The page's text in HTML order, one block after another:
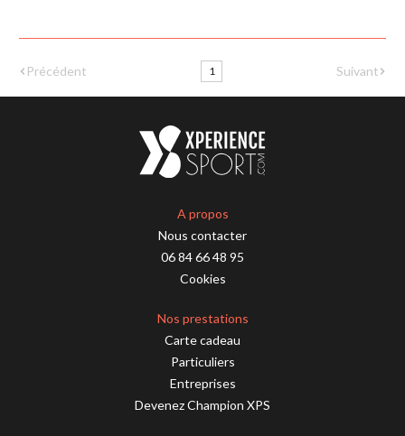
Précédent 1 Suivant
A propos
Nous contacter
06 84 66 48 95
Cookies
Nos prestations
Carte cadeau
Particuliers
Entreprises
Devenez Champion XPS